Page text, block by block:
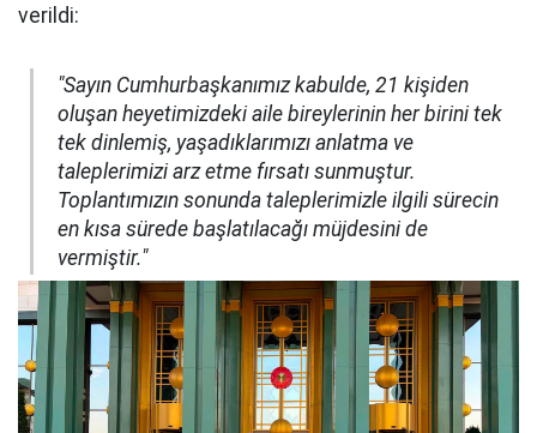
verildi:
"Sayın Cumhurbaşkanımız kabulde, 21 kişiden
oluşan heyetimizdeki aile bireylerinin her birini tek
tek dinlemiş, yaşadıklarımızı anlatma ve
taleplerimizi arz etme fırsatı sunmuştur.
Toplantımızın sonunda taleplerimizle ilgili sürecin
en kısa sürede başlatılacağı müjdesini de
vermiştir."